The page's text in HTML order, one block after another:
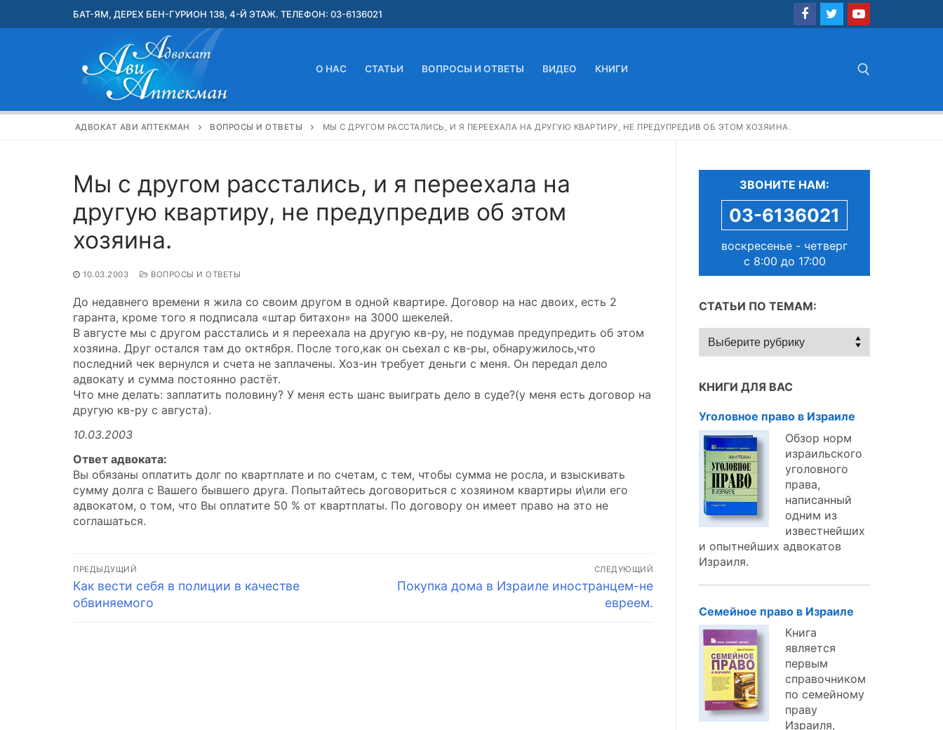
БАТ-ЯМ, ДЕРЕХ БЕН-ГУРИОН 138, 4-Й ЭТАЖ. ТЕЛЕФОН: 03-6136021
О НАС СТАТЬИ ВОПРОСЫ И ОТВЕТЫ ВИДЕО КНИГИ
Найти:
АДВОКАТ АВИ АПТЕКМАН ВОПРОСЫ И ОТВЕТЫ МЫ С ДРУГОМ РАССТАЛИСЬ, И Я ПЕРЕЕХАЛА НА ДРУГУЮ КВАРТИРУ, НЕ ПРЕДУПРЕДИВ ОБ ЭТОМ ХОЗЯИНА.
Мы с другом расстались, и я переехала на
другую квартиру, не предупредив об этом
хозяина.
10.03.2003 ВОПРОСЫ И ОТВЕТЫ
До недавнего времени я жила со своим другом в одной квартире. Договор на нас двоих, есть 2
гаранта, кроме того я подписала «штар битахон» на 3000 шекелей.
В августе мы с другом расстались и я переехала на другую кв-ру, не подумав предупредить об этом
хозяина. Друг остался там до октября. После того,как он сьехал с кв-ры, обнаружилось,что
последний чек вернулся и счета не заплачены. Хоз-ин требует деньги с меня. Он передал дело
адвокату и сумма постоянно растёт.
Что мне делать: заплатить половину? У меня есть шанс выиграть дело в суде?(у меня есть договор на
другую кв-ру с августа).
10.03.2003
Ответ адвоката:
Вы обязаны оплатить долг по квартплате и по счетам, с тем, чтобы сумма не росла, и взыскивать
сумму долга с Вашего бывшего друга. Попытайтесь договориться с хозяином квартиры и\или его
адвокатом, о том, что Вы оплатите 50 % от квартплаты. По договору он имеет право на это не
соглашаться.
Навигация
по
ПРЕДЫДУЩИЙ
Предыдущая
запись:
Как вести себя в полиции в качестве
обвиняемого
СЛЕДУЮЩИЙ
Следующая
Покупка дома в Израиле иностранцем-не
евреем.
ЗВОНИТЕ НАМ:
03-6136021
воскресенье - четверг
с 8:00 до 17:00
СТАТЬИ ПО ТЕМАМ:
Статьи
по
КНИГИ ДЛЯ ВАС
Уголовное право в Израиле
Обзор норм
израильского
уголовного
права,
написанный
одним из
известнейших
и опытнейших адвокатов
Израиля.
Семейное право в Израиле
Книга
является
первым
справочником
по семейному
праву
Израиля,